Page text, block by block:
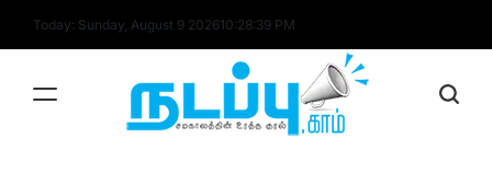
Today: Sunday, August 9 202610:28:39 PM